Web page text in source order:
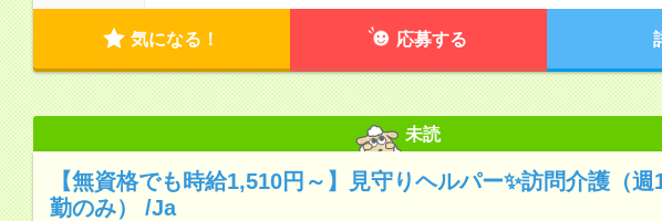
気になる！ 応募する
未読
【無資格でも時給1,510円～】見守りヘルパー✨訪問介護（週
勤のみ） /Ja